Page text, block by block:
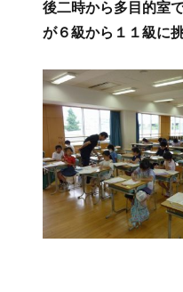
算数検定を実施し
投
稿
2023年07月09日
フ
ォ
ー
マ
ッ
ト
リ
本年度第一回目の
後二時から多目的室
が６級から１１級に